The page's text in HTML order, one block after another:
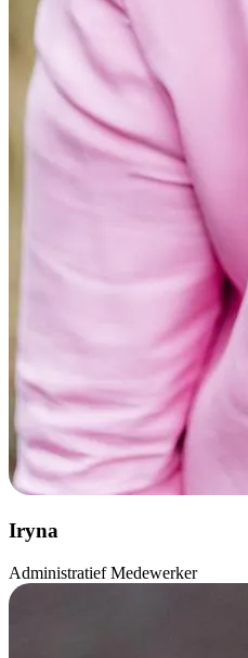
Iryna
Administratief Medewerker